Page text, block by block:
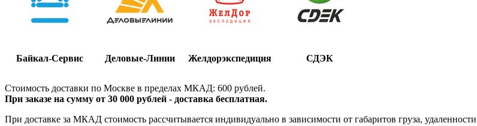
Байкал-Сервис Деловые-Линии Желдорэкспедиция СДЭК
Стоимость доставки по Москве в пределах МКАД: 600 рублей.
При заказе на сумму от 30 000 рублей - доставка бесплатная.
При доставке за МКАД стоимость рассчитывается индивидуально в зависимости от габаритов груза,